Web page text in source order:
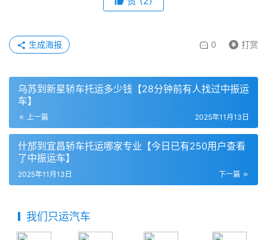
0 打赏
生成海报
乌苏到新星轿车托运多少钱【28分钟前有人找过中振运
车】
上一篇 2025年11月13日
什邡到宜昌轿车托运哪家专业【今日已有250用户查看
了中振运车】
下一篇
2025年11月13日
我们只运汽车